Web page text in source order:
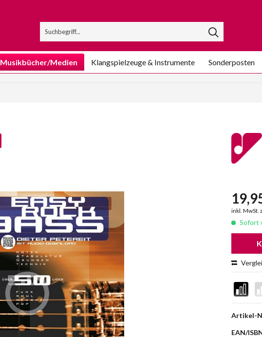
Musikbücher/Medien Klangspielzeuge & Instrumente Sonderposten
inkl. MwSt.
Sofort
Artikel-
EAN/